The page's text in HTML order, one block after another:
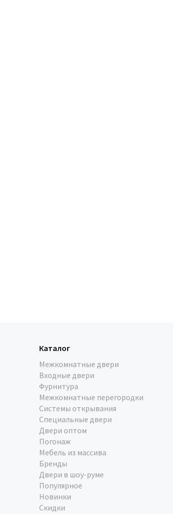
Каталог
Межкомнатные двери
Входные двери
Фурнитура
Межкомнатные перегородки
Системы открывания
Специальные двери
Двери оптом
Погонаж
Мебель из массива
Бренды
Двери в шоу-руме
Популярное
Новинки
Скидки